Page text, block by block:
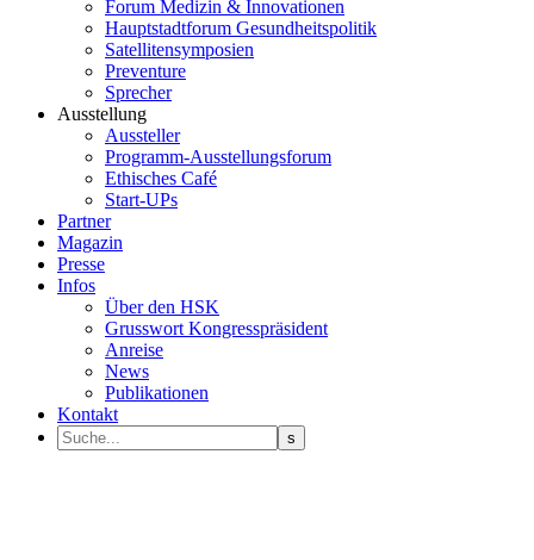
Forum Medizin & Innovationen
Hauptstadtforum Gesundheitspolitik
Satellitensymposien
Preventure
Sprecher
Ausstellung
Aussteller
Programm-Ausstellungsforum
Ethisches Café
Start-UPs
Partner
Magazin
Presse
Infos
Über den HSK
Grusswort Kongresspräsident
Anreise
News
Publikationen
Kontakt